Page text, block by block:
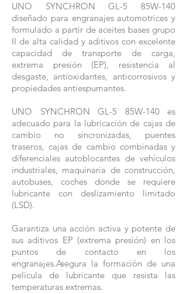
UNO SYNCHRON GL-5 85W-140
diseñado para engranajes automotrices y
formulado a partir de aceites bases grupo
II de alta calidad y aditivos con excelente
capacidad de transporte de carga,
extrema presión (EP), resistencia al
desgaste, antioxidantes, anticorrosivos y
propiedades antiespumantes.
UNO SYNCHRON GL-5 85W-140 es
adecuado para la lubricación de cajas de
cambio no sincronizadas, puentes
traseros, cajas de cambio combinadas y
diferenciales autoblocantes de vehículos
industriales, maquinaria de construcción,
autobuses, coches donde se requiere
lubricante con deslizamiento limitado
(LSD).
Garantiza una acción activa y potente de
sus aditivos EP (extrema presión) en los
puntos de contacto en los
engranajes.Asegura la formación de una
película de lubricante que resista las
temperaturas extremas.